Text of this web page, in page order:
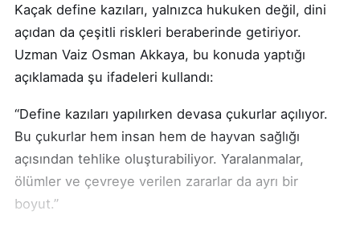
Kaçak define kazıları, yalnızca hukuken değil, dini
açıdan da çeşitli riskleri beraberinde getiriyor.
Uzman Vaiz Osman Akkaya, bu konuda yaptığı
açıklamada şu ifadeleri kullandı:
“Define kazıları yapılırken devasa çukurlar açılıyor.
Bu çukurlar hem insan hem de hayvan sağlığı
açısından tehlike oluşturabiliyor. Yaralanmalar,
ölümler ve çevreye verilen zararlar da ayrı bir
boyut.”